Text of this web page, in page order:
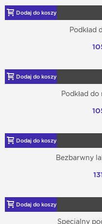
Dodaj do koszyka
Podkład
Dodaj do koszyka
Podkład
Dodaj do koszyka
Bezbarwny
Dodaj do koszyka
Specjalny